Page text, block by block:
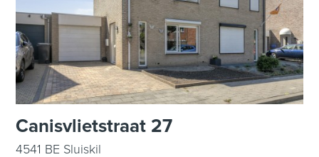
Canisvlietstraat 27
4541 BE Sluiskil